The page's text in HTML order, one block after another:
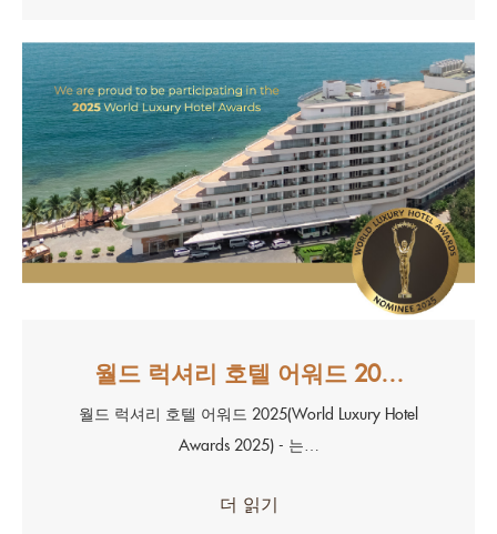
월드 럭셔리 호텔 어워드 20…
월드 럭셔리 호텔 어워드 2025(World Luxury Hotel
Awards 2025) - 는…
더 읽기